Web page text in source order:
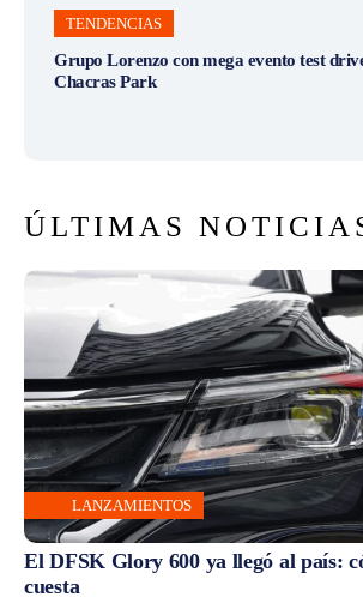
TENDENCIAS
Grupo Lorenzo con mega evento test
Chacras Park
ÚLTIMAS
LANZAMIENTOS
El DFSK Glory 600 ya llegó al país:
cuesta